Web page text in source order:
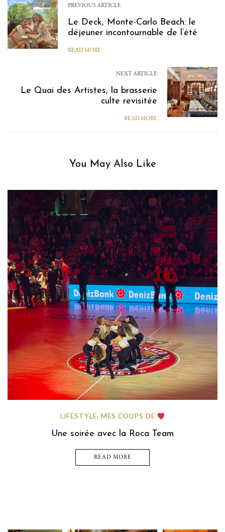
PREVIOUS ARTICLE
Le Deck, Monte-Carlo Beach: le
déjeuner incontournable de l’été
READ MORE
NEXT ARTICLE
Le Quai des Artistes, la brasserie
culte revisitée
READ MORE
You May Also Like
LIFESTYLE, MES COUPS DE
Une soirée avec la Roca Team
READ MORE